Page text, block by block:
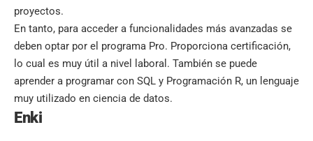
proyectos.
En tanto, para acceder a funcionalidades más avanzadas se
deben optar por el programa Pro. Proporciona certificación,
lo cual es muy útil a nivel laboral. También se puede
aprender a programar con SQL y Programación R, un lenguaje
muy utilizado en ciencia de datos.
Enki